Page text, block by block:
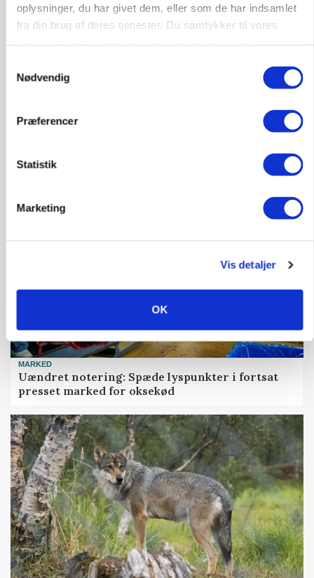
oplysninger, du har givet dem, eller som de har indsamlet
fra din brug af deres tjenester. Du samtykker til vores
Nødvendig
Præferencer
Statistik
Marketing
Vis detaljer
OK
Snart kan man søge tilskud til naturprojekter
skadedyrsrisici
MARKED
Uændret notering: Spæde lyspunkter i fortsat
presset marked for oksekød